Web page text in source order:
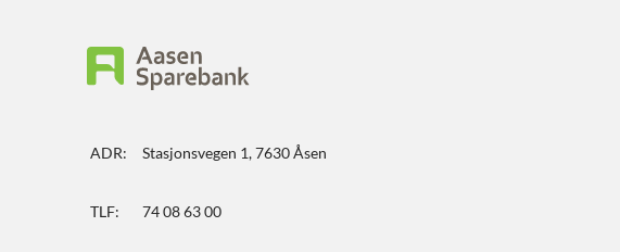
ADR: Stasjonsvegen 1, 7630 Åsen
TLF: 74 08 63 00